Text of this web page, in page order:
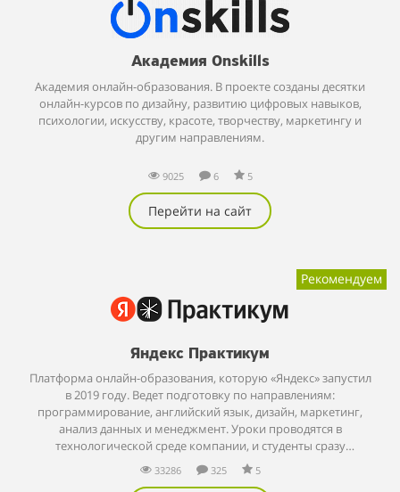
Академия Onskills
Академия онлайн-образования. В проекте созданы десятки
онлайн-курсов по дизайну, развитию цифровых навыков,
психологии, искусству, красоте, творчеству, маркетингу и
другим направлениям.
9025 6 5
Перейти на сайт
Рекомендуем
Яндекс Практикум
Платформа онлайн-образования, которую «Яндекс» запустил
в 2019 году. Ведет подготовку по направлениям:
программирование, английский язык, дизайн, маркетинг,
анализ данных и менеджмент. Уроки проводятся в
технологической среде компании, и студенты сразу
применяют новые знания на практике.
33286 325 5